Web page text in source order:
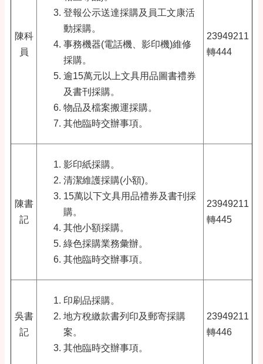
陳科
員
登報公示送達採購及員工文康活
動採購。
事務機器(電話機、影印機)維修
採購。
逾15萬元以上文具用品圖書禮券
及書刊採購。
物品及檔案搬運採購。
其他臨時交辦事項。
23949211
轉444
陳書
記
影印紙採購。
清潔維護採購(小額)。
15萬以下文具用品禮券及書刊採
購。
其他小額採購。
綠色採購業務彙辦。
其他臨時交辦事項。
23949211
轉445
吳書
記
印刷品採購。
地方稅繳款書列印及郵寄採購
案。
其他臨時交辦事項。
23949211
轉446